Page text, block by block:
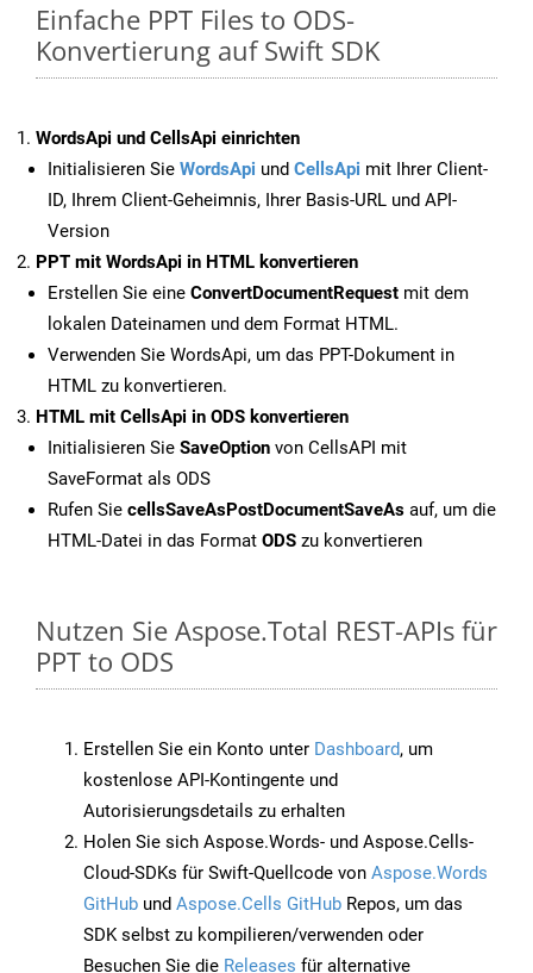
Einfache PPT Files to ODS-
Konvertierung auf Swift SDK
WordsApi und CellsApi einrichten
Initialisieren Sie WordsApi und CellsApi mit Ihrer Client-
ID, Ihrem Client-Geheimnis, Ihrer Basis-URL und API-
Version
PPT mit WordsApi in HTML konvertieren
Erstellen Sie eine ConvertDocumentRequest mit dem
lokalen Dateinamen und dem Format HTML.
Verwenden Sie WordsApi, um das PPT-Dokument in
HTML zu konvertieren.
HTML mit CellsApi in ODS konvertieren
Initialisieren Sie SaveOption von CellsAPI mit
SaveFormat als ODS
Rufen Sie cellsSaveAsPostDocumentSaveAs auf, um die
HTML-Datei in das Format ODS zu konvertieren
Nutzen Sie Aspose.Total REST-APIs für
PPT to ODS
Erstellen Sie ein Konto unter Dashboard, um
kostenlose API-Kontingente und
Autorisierungsdetails zu erhalten
Holen Sie sich Aspose.Words- und Aspose.Cells-
Cloud-SDKs für Swift-Quellcode von Aspose.Words
GitHub und Aspose.Cells GitHub Repos, um das
SDK selbst zu kompilieren/verwenden oder
Besuchen Sie die Releases für alternative